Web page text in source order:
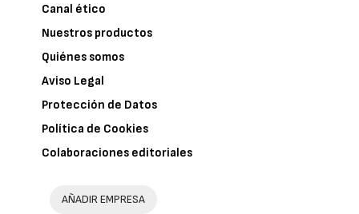
Canal ético
Nuestros productos
Quiénes somos
Aviso Legal
Protección de Datos
Política de Cookies
Colaboraciones editoriales
AÑADIR EMPRESA